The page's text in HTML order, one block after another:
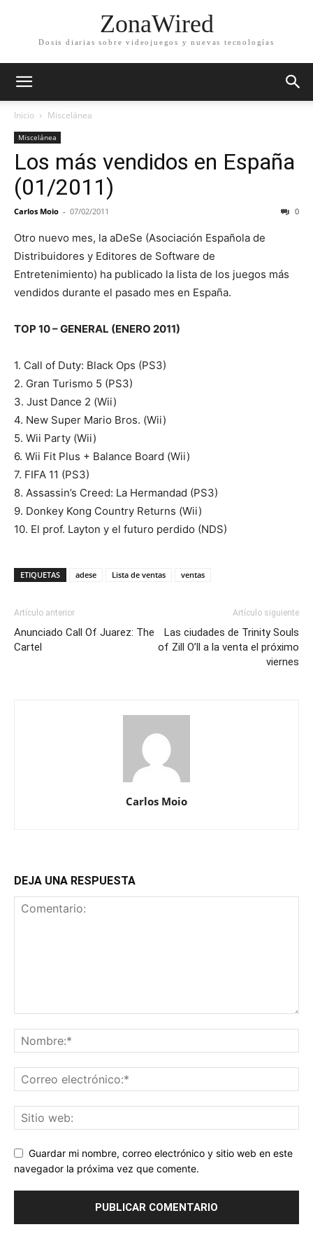
ZonaWired
Dosis diarias sobre videojuegos y nuevas tecnologías
Inicio Miscelánea
Miscelánea
Los más vendidos en España
(01/2011)
Carlos Moio - 07/02/2011 0
Otro nuevo mes, la aDeSe (Asociación Española de
Distribuidores y Editores de Software de
Entretenimiento) ha publicado la lista de los juegos más
vendidos durante el pasado mes en España.
TOP 10 – GENERAL (ENERO 2011)
1. Call of Duty: Black Ops (PS3)
2. Gran Turismo 5 (PS3)
3. Just Dance 2 (Wii)
4. New Super Mario Bros. (Wii)
5. Wii Party (Wii)
6. Wii Fit Plus + Balance Board (Wii)
7. FIFA 11 (PS3)
8. Assassin’s Creed: La Hermandad (PS3)
9. Donkey Kong Country Returns (Wii)
10. El prof. Layton y el futuro perdido (NDS)
ETIQUETAS adese Lista de ventas ventas
Artículo anterior
Anunciado Call Of Juarez: The
Cartel
Artículo siguiente
Las ciudades de Trinity Souls
of Zill O’ll a la venta el próximo
viernes
Carlos Moio
DEJA UNA RESPUESTA
Guardar mi nombre, correo electrónico y sitio web en este
navegador la próxima vez que comente.